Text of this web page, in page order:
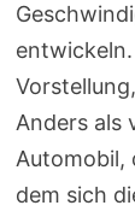
Anders als
Automobil,
dem sich